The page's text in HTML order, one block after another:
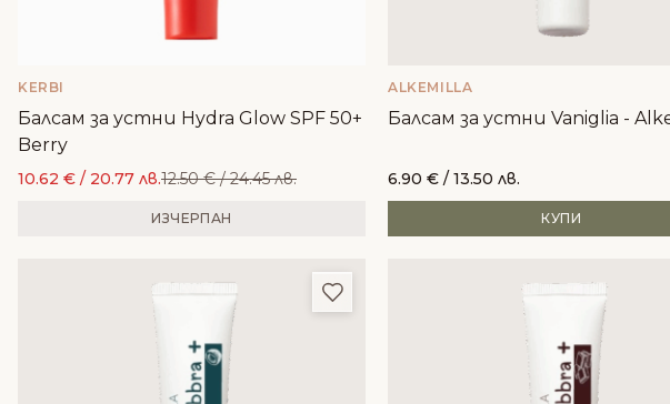
KERBI
Балсам за устни Hydra Glow SPF 50+
Berry
10.62 € / 20.77 лв.12.50€/ 24.45 лв.
ИЗЧЕРПАН
ALKEMILLA
Балсам за устни Vaniglia -
6.90 € / 13.50 лв.
КУПИ
Добави в любими